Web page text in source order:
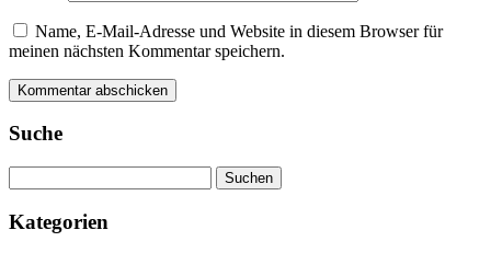
Name, E-Mail-Adresse und Website in diesem Browser für
meinen nächsten Kommentar speichern.
Suche
nach:
Kategorien